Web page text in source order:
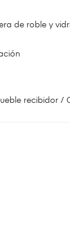
de roble y
recibidor /